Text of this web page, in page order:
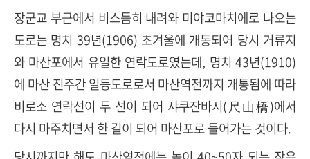
장군교 부근에서 비스듬히 내려와 미야코마치에로 나오는
도로는 명치 39년(1906) 초겨울에 개통되어 당시 거류지
와 마산포에서 유일한 연락도로였는데, 명치43년(1910)
에 마산 진주간 일등도로로서 마산역전까지 개통됨에 따라
비로소 연락선이 두 선이 되어 샤쿠잔바시(尺山橋)에서
다시 마주치면서 한 길이 되어 마산포로 들어가는 것이다.